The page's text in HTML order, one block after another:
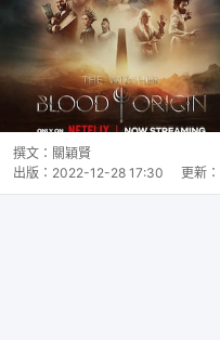
撰文： 關穎賢
出版： 2022-12-28 17:30 更新：